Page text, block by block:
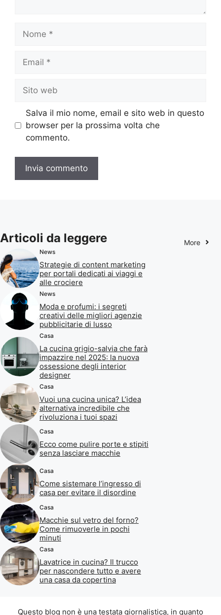
Nome
Email
Sito
web
Salva il mio nome, email e sito web in questo
browser per la prossima volta che
commento.
Articoli da leggere More
News
Strategie di content marketing
per portali dedicati ai viaggi e
alle crociere
News
Moda e profumi: i segreti
creativi delle migliori agenzie
pubblicitarie di lusso
Casa
La cucina grigio-salvia che farà
impazzire nel 2025: la nuova
ossessione degli interior
designer
Casa
Vuoi una cucina unica? L’idea
alternativa incredibile che
rivoluziona i tuoi spazi
Casa
Ecco come pulire porte e stipiti
senza lasciare macchie
Casa
Come sistemare l’ingresso di
casa per evitare il disordine
Casa
Macchie sul vetro del forno?
Come rimuoverle in pochi
minuti
Casa
Lavatrice in cucina? Il trucco
per nascondere tutto e avere
una casa da copertina
Questo blog non è una testata giornalistica, in quanto